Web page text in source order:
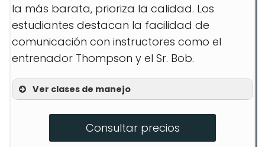
la más barata, prioriza la calidad. Los
estudiantes destacan la facilidad de
comunicación con instructores como el
entrenador Thompson y el Sr. Bob.
Ver clases de manejo
Lecciones de Manejo para Adultos
Consultar precios